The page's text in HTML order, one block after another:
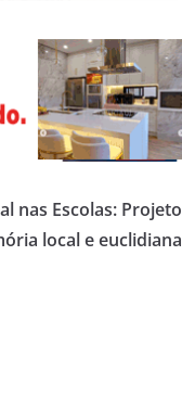
nas Escolas: Projeto
local e euclidiana